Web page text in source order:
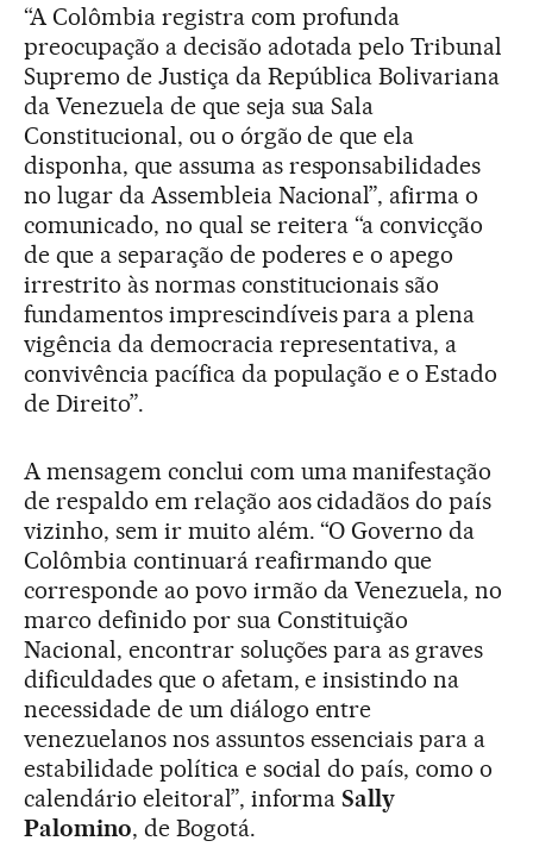
“A Colômbia registra com profunda
preocupação a decisão adotada pelo Tribunal
Supremo de Justiça da República Bolivariana
da Venezuela de que seja sua Sala
Constitucional, ou o órgão de que ela
disponha, que assuma as responsabilidades
no lugar da Assembleia Nacional”, afirma o
comunicado, no qual se reitera “a convicção
de que a separação de poderes e o apego
irrestrito às normas constitucionais são
fundamentos imprescindíveis para a plena
vigência da democracia representativa, a
convivência pacífica da população e o Estado
de Direito”.
A mensagem conclui com uma manifestação
de respaldo em relação aos cidadãos do país
vizinho, sem ir muito além. “O Governo da
Colômbia continuará reafirmando que
corresponde ao povo irmão da Venezuela, no
marco definido por sua Constituição
Nacional, encontrar soluções para as graves
dificuldades que o afetam, e insistindo na
necessidade de um diálogo entre
venezuelanos nos assuntos essenciais para a
estabilidade política e social do país, como o
calendário eleitoral”, informaSally
Palomino, de Bogotá.